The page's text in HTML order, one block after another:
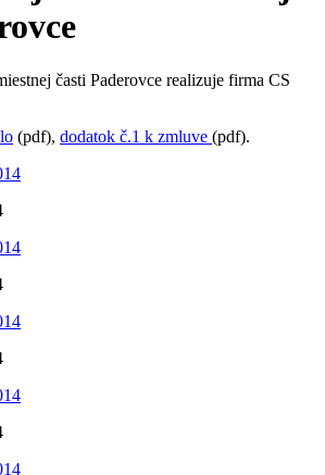
časti Paderovce realizuje firma CS
(pdf), dodatok č.1 k zmluve (pdf).